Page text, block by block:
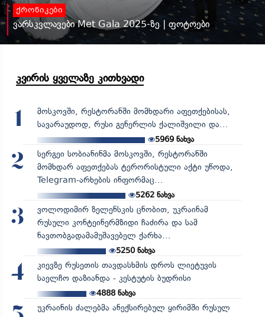
ქრონიკები
ვარსკვლავები Met Gala 2025-ზე | ფოტოები
კვირის ყველაზე კითხვადი
1
მოსკოვში, რესტორანში მომხდარი აფეთქებისას,
სავარაუდოდ, რუსი გენერლის ქალიშვილი და...
5969 ნახვა
2
სერგეი სობიანინმა მოსკოვში, რესტორანში
მომხდარ აფეთქებას ტერორისტული აქტი უწოდა,
Telegram-არხების ინფორმაც...
5262ნახვა
3
ვოლოდიმირ ზელენსკის ცნობით, უკრაინამ
რუსული კონტეინერმზიდი ჩაძირა და სამ
ნავთობგადამამუშავებელ ქარხა...
5250ნახვა
4
კიევზე რუსეთის თავდასხმის დროს ლიეტუვის
საელჩო დაზიანდა - კესტუტის ბუდრისი
4888ნახვა
უკრაინის ძალებმა ანექსირებულ ყირიმში რუსულ